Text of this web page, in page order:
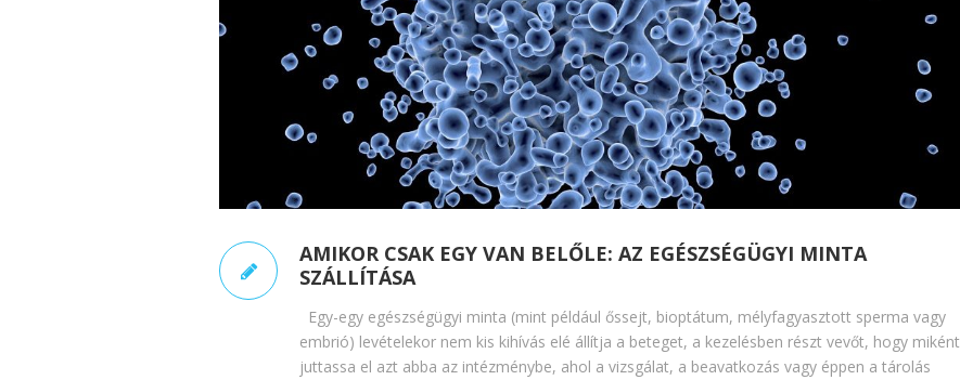
AMIKOR CSAK EGY VAN BELŐLE: AZ EGÉSZSÉGÜGYI MINTA
SZÁLLÍTÁSA
Egy-egy egészségügyi minta (mint például őssejt, bioptátum, mélyfagyasztott sperma vagy
embrió) levételekor nem kis kihívás elé állítja a beteget, a kezelésben részt vevőt, hogy miként
juttassa el azt abba az intézménybe, ahol a vizsgálat, a beavatkozás vagy éppen a tárolás